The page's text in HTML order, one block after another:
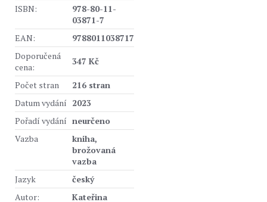
ISBN:
978-80-11-
03871-7
EAN:
9788011038717
Doporučená
cena:
347 Kč
Počet stran
216 stran
Datum vydání 2023
Pořadí vydání neurčeno
Vazba
kniha,
brožovaná
vazba
Jazyk
český
Autor:
Kateřina